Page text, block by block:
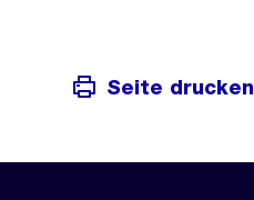
Seite drucken